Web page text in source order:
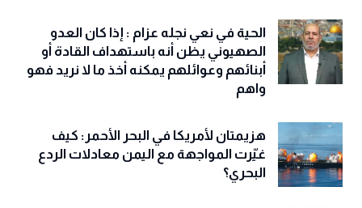
الحية في نعي نجله عزام : إذا كان العدو
الصهيوني يظن أنه باستهداف القادة أو
أبنائهم وعوائلهم يمكنه أخذ ما لا نريد فهو
واهم
هزيمتان لأمريكا في البحر الأحمر: كيف
غيّرت المواجهة مع اليمن معادلات الردع
البحري؟